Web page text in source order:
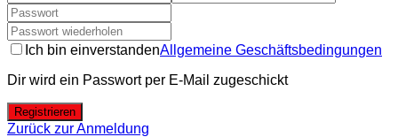
Ich bin einverstandenAllgemeine Geschäftsbedingungen
Dir wird ein Passwort per E-Mail zugeschickt
Registrieren
Zurück zur Anmeldung